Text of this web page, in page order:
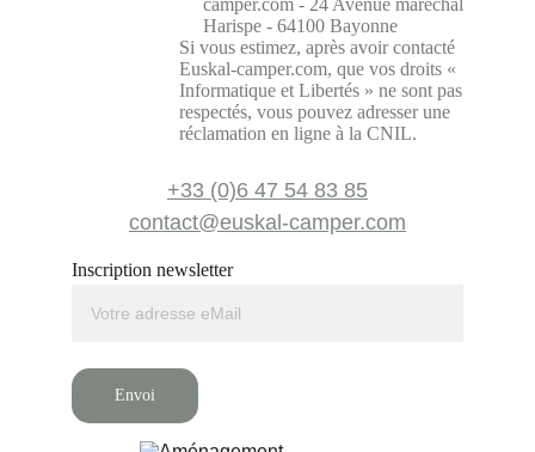
+33 (0)6 47 54 83 85
contact@euskal-camper.com
Inscription newsletter
Envoi